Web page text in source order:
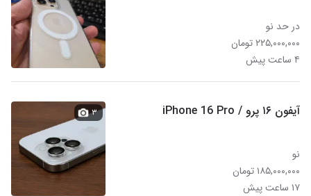
در حد نو
۲۲۵,۰۰۰,۰۰۰ تومان
۴ ساعت پیش
آیفون ۱۶ پرو / iPhone 16 Pro
نو
۱۸۵,۰۰۰,۰۰۰ تومان
۱۷ ساعت پیش
۳